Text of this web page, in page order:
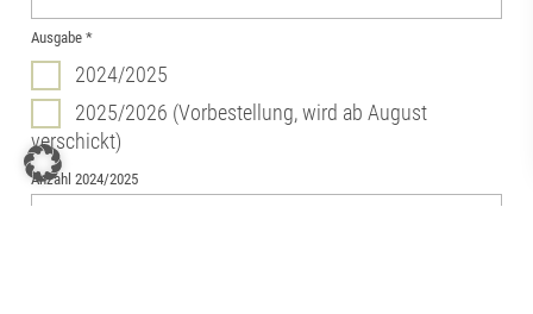
Ausgabe*
2024/2025
2025/2026 (Vorbestellung, wird ab August
verschickt)
Anzahl 2024/2025